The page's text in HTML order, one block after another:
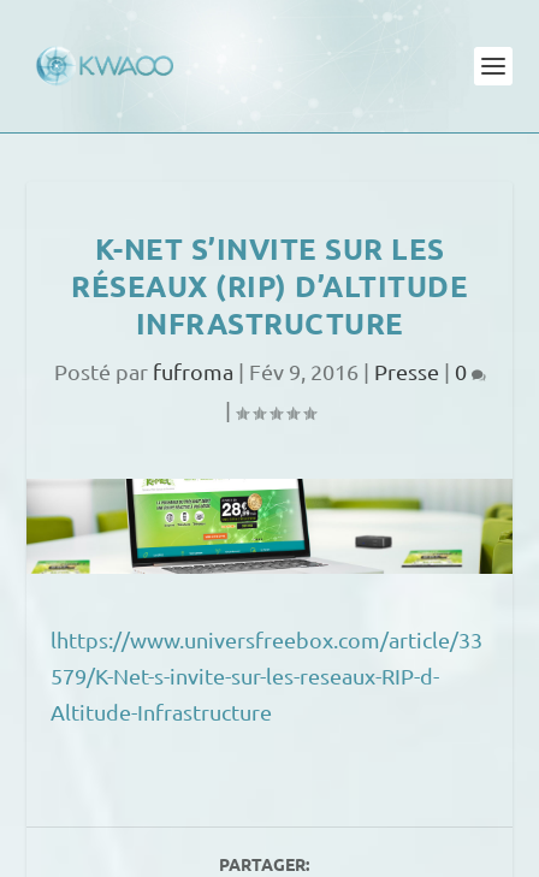
K-NET S’INVITE SUR LES
RÉSEAUX (RIP) D’ALTITUDE
INFRASTRUCTURE
Posté par fufroma | Fév 9, 2016 | Presse | 0
|
lhttps://www.universfreebox.com/article/33
579/K-Net-s-invite-sur-les-reseaux-RIP-d-
Altitude-Infrastructure
PARTAGER: